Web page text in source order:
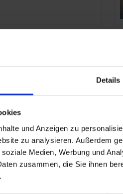
Details
und Anzeigen zu
zu analysieren. Außerdem
Medien, Werbung und
zusammen, die Sie ihnen
Hotel